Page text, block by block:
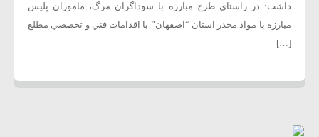
داشت: در راستاي طرح مبارزه با سوداگران مرگ، ماموران پليس
مبارزه با مواد مخدر استان “اصفهان” با اقدامات فني و تخصصي مطلع
[…]